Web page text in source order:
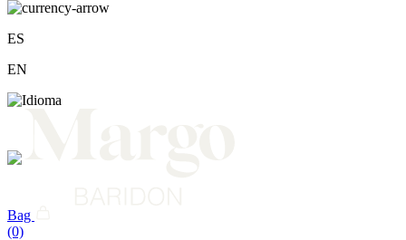
ES
EN
Bag
(0)